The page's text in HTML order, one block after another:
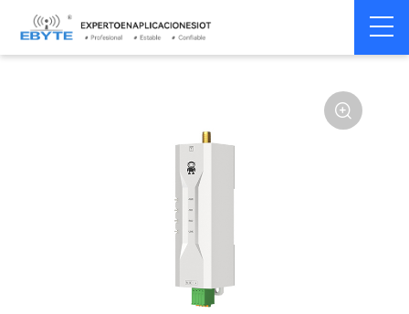
Home > Módem >
inalámbrico
